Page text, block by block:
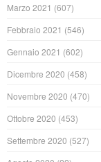
Marzo 2021 (607)
Febbraio 2021 (546)
Gennaio 2021 (602)
Dicembre 2020 (458)
Novembre 2020 (470)
Ottobre 2020 (453)
Settembre 2020 (527)